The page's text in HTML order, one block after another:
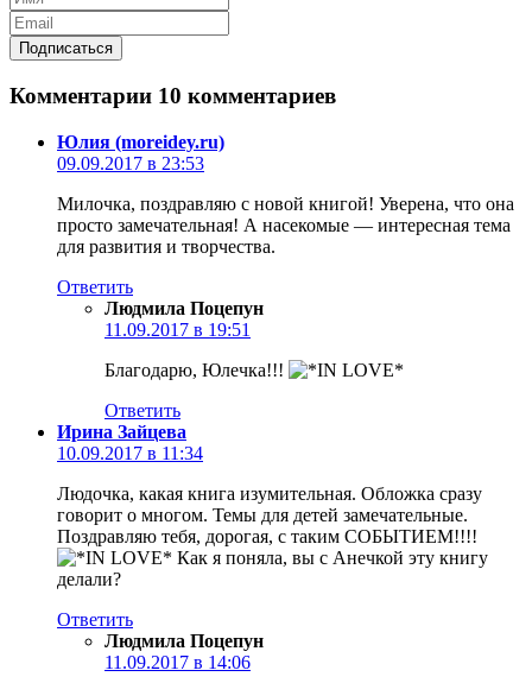
Комментарии 10 комментариев
Юлия (moreidey.ru)
09.09.2017 в 23:53
Милочка, поздравляю с новой книгой! Уверена, что она
просто замечательная! А насекомые — интересная тема
для развития и творчества.
Ответить
Людмила Поцепун
11.09.2017 в 19:51
Благодарю, Юлечка!!!
Ответить
Ирина Зайцева
10.09.2017 в 11:34
Людочка, какая книга изумительная. Обложка сразу
говорит о многом. Темы для детей замечательные.
Поздравляю тебя, дорогая, с таким СОБЫТИЕМ!!!!
Как я поняла, вы с Анечкой эту книгу
делали?
Ответить
Людмила Поцепун
11.09.2017 в 14:06